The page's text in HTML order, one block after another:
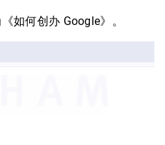
如何创办 Google》。